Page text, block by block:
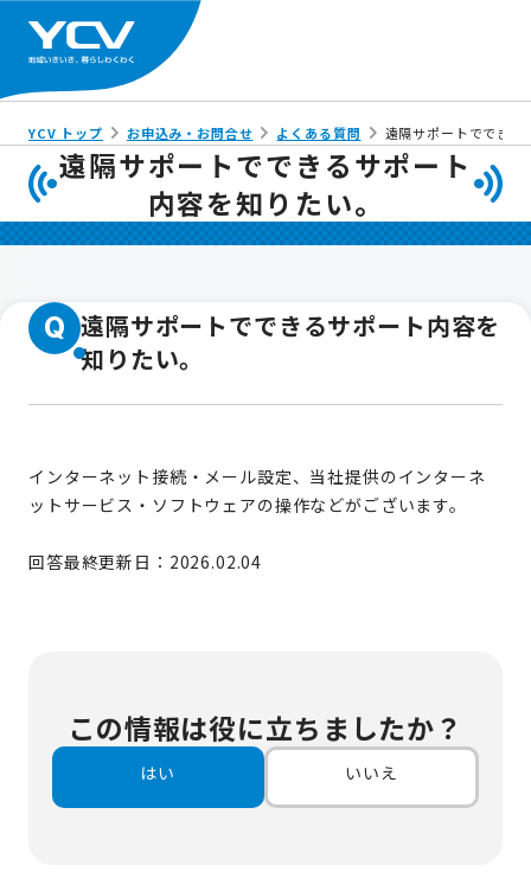
YCV トップ お申込み・お問合せ よくある質問 遠隔サポートででき
遠隔サポートでできるサポート
内容を知りたい。
Q 遠隔サポートでできるサポート内容を
知りたい。
インターネット接続・メール設定、当社提供のインターネ
ットサービス・ソフトウェアの操作などがございます。
回答最終更新日：2026.02.04
この情報は役に立ちましたか？
はい いいえ